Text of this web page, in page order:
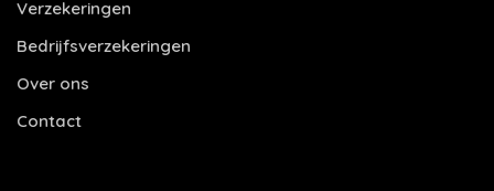
Verzekeringen
Bedrijfsverzekeringen
Over ons
Contact